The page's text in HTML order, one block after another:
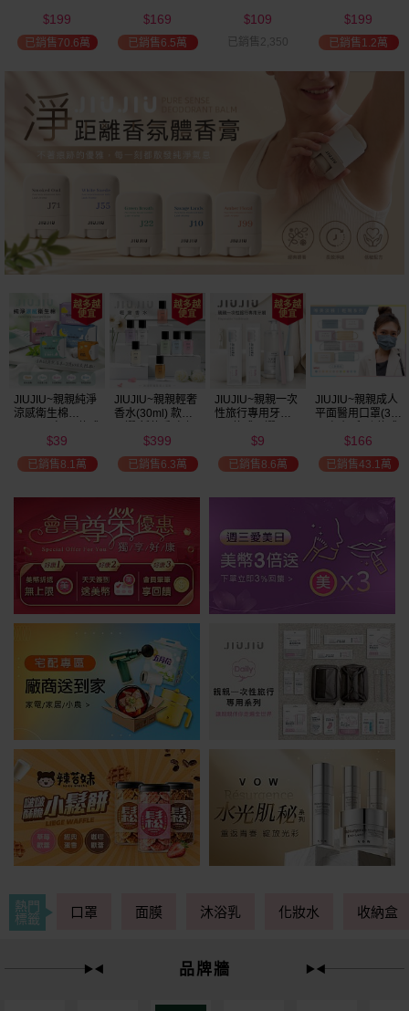
加碼送
選 全新包裝
$199
已銷售70.6萬
$169
已銷售6.5萬
(600ml)
$109
已銷售2,350
$199
已銷售1.2萬
JIUJIU~親親純淨
涼感衛生棉
$39
已銷售8.1萬
JIUJIU~親親輕奢
香水(30ml) 款式
市/平替香水/大牌
香水/大牌平替
$399
已銷售6.3萬
JIUJIU~親親一次
性旅行專用牙刷(1
$9
已銷售8.6萬
JIUJIU~親親成人
平面醫用口罩(30
可選 MD雙鋼印
$166
已銷售43.1萬
熱門
標籤
口罩 面膜 沐浴乳 化妝水 收納盒
品牌牆